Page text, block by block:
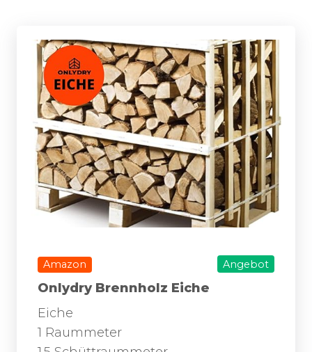
Amazon Angebot
Onlydry Brennholz Eiche
Eiche
1 Raummeter